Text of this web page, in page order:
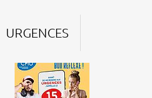
URGENCES